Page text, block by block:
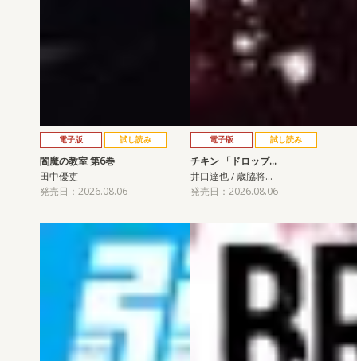
電子版 試し読み
閻魔の教室 第6巻
田中優吏
発売日：2026.08.06
電子版 試し読み
チキン 「ドロップ…
井口達也 / 歳脇将…
発売日：2026.08.06